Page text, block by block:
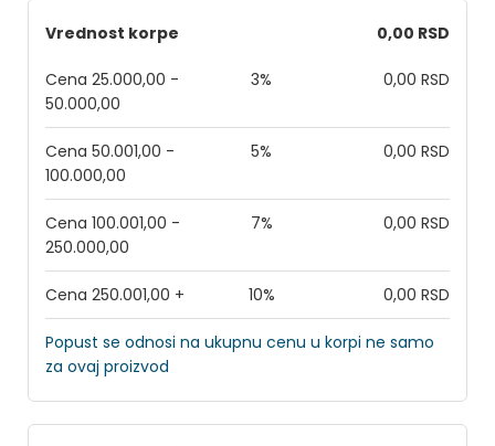
Vrednost korpe 0,00 RSD
Cena 25.000,00 -
50.000,00
3% 0,00 RSD
Cena 50.001,00 -
100.000,00
5% 0,00 RSD
Cena 100.001,00 -
250.000,00
7% 0,00 RSD
Cena 250.001,00 + 10% 0,00 RSD
Popust se odnosi na ukupnu cenu u korpi ne samo
za ovaj proizvod